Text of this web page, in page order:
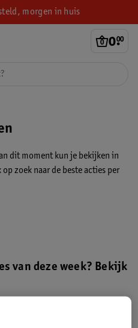
morgen in huis
0.
00
dit moment kun je bekijken in
zoek naar de beste acties per
van deze week? Bekijk